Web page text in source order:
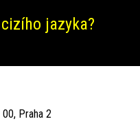
jazyka?
Praha 2